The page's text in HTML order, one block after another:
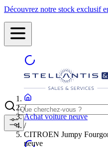
Découvrez notre stock exclusif
/
Achat voiture neuve
/
CITROEN Jumpy
neuve